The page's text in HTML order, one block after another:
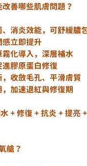
善哪些肌膚問題？
具抗菌、消炎效能，可舒緩
紅潤感立即提升
精華霧化導入，深層補水
，促進膠原蛋白修復
底更新，收斂毛孔、平滑膚質
後使用，加速退紅與修復期
+ 修復 + 抗炎 + 提亮
艙？